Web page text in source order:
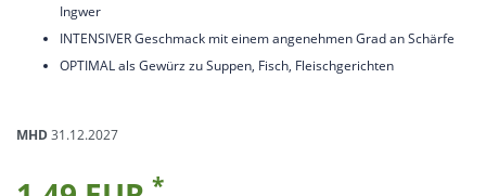
Ingwer
INTENSIVER Geschmack mit einem angenehmen Grad an Schärfe
OPTIMAL als Gewürz zu Suppen, Fisch, Fleischgerichten
MHD31.12.2027
*